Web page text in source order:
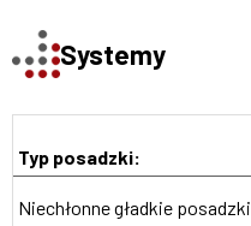
Systemy
Typ posadzki:
Niechłonne gładkie posadzki